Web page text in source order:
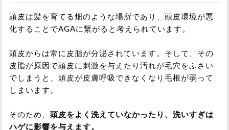
頭皮は髪を育てる畑のような場所であり、頭皮環境が悪
化することでAGAに繋がると考えられています。
頭皮からは常に皮脂が分泌されています。そして、その
皮脂が原因で頭皮に刺激を与えたり汚れが毛穴をふさい
でしまうと、頭皮が皮膚呼吸できなくなり毛根が弱って
しまいます。
そのため、 頭皮をよく洗えていなかったり、洗いすぎは
ハゲに影響を与えます。